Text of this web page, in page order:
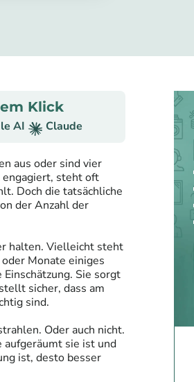
Klick
AI Claude
aus oder sind vier
engagiert, steht oft
Doch die tatsächliche
der Anzahl der
halten. Vielleicht steht
Monate einiges
Sie sorgt
sicher, dass am
sind.
Oder auch nicht.
aufgeräumt sie ist und
ist, desto besser